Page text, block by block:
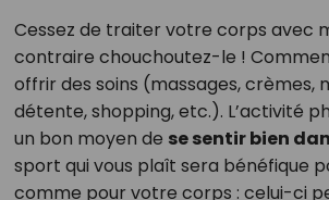
Cessez de traiter votre corps avec
contraire chouchoutez-le !
offrir des soins (massages, crèmes,
détente, shopping, etc.). L’activité
un bon moyen de se sentir bien
sport qui vous plaît sera bénéfique
comme pour votre corps : celui-ci